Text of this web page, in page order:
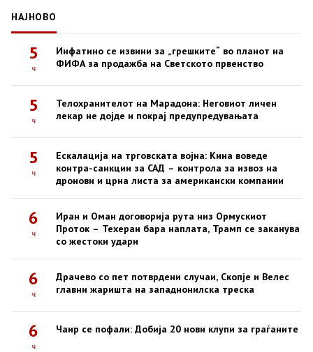
НАЈНОВО
5
ч
Инфатино се извини за „грешките“ во планот на
ФИФА за продажба на Светското првенство
5
ч
Телохранителот на Марадона: Неговиот личен
лекар не дојде и покрај предупредувањата
5
ч
Ескалација на трговската војна: Кина воведе
контра-санкции за САД – контрола за извоз на
дронови и црна листа за американски компании
6
ч
Иран и Оман договорија рута низ Ормускиот
Проток – Техеран бара наплата, Трамп се заканува
со жестоки удари
6
ч
Драчево со пет потврдени случаи, Скопје и Велес
главни жаришта на западнонилска треска
6
ч
Чаир се пофали: Добија 20 нови клупи за граѓаните